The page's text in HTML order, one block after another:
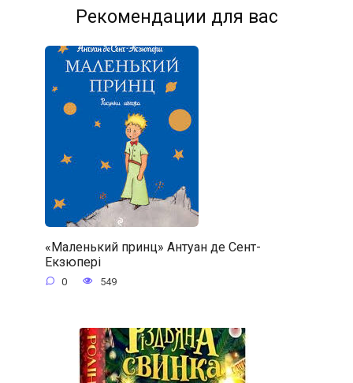
Рекомендации для вас
«Маленький принц» Антуан де Сент-
Екзюпері
0 549